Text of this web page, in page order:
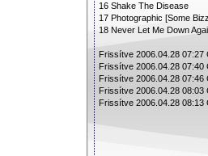
16 Shake The Disease
17 Photographic [Some
18 Never Let Me Down
Frissítve 2006.04.28 07:27
Frissítve 2006.04.28 07:40
Frissítve 2006.04.28 07:46
Frissítve 2006.04.28 08:03
Frissítve 2006.04.28 08:13